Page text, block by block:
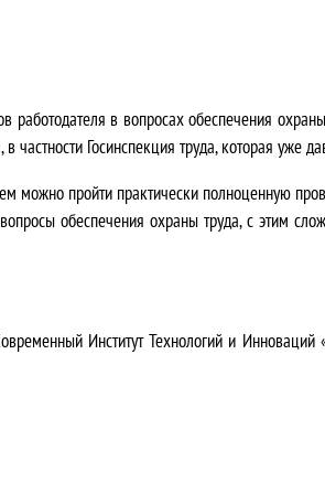
в вопросах обеспечения
Госинспекция труда, которая уже
пройти практически полноценную
обеспечения охраны труда, с этим
Институт Технологий и